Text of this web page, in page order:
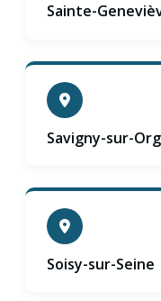
Sainte-
Savigny-sur-
Soisy-sur-Seine